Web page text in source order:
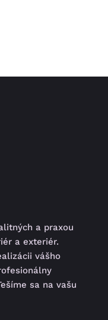
a praxou
a exteriér.
vášho
sa na vašu